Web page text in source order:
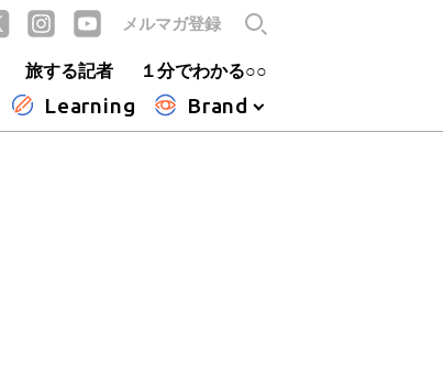
旅する記者 １分でわかる○○
Learning Brand
メルマガ登録